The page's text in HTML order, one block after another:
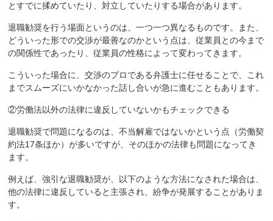
とすでに揉めていたり、対立していたりする場合があります。
退職勧奨を行う場面というのは、一つ一つ異なるものです。また、
どういった形での交渉が最善なのかという点は、従業員との今まで
の関係性であったり、従業員の性格によって変わってきます。
こういった場合に、交渉のプロである弁護士に任せることで、これ
までスムーズにいかなかった話し合いが急に進むこともあります。
②労働法以外の法律に違反していないかもチェックできる
退職勧奨で問題になるのは、不当解雇ではないかという点（労働契
約法17条ほか）が多いですが、そのほかの法律も問題になってき
ます。
例えば、強引な退職勧奨が、以下のような方法になされた場合は、
他の法律に違反していると主張され、紛争が発展することがありま
す。